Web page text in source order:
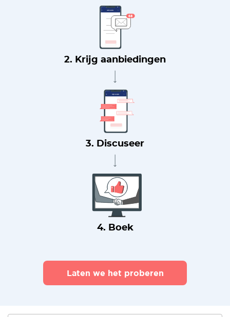
2. Krijg aanbiedingen
3. Discuseer
4. Boek
Laten we het proberen